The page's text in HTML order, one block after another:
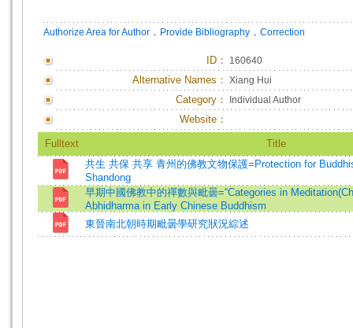
Authorize Area for Author ． Provide Bibliography ． Correction
ID ： 160640
Alternative Names： Xiang Hui
Category： Individual Author
Website：
Fulltext
Title
共生 共保 共享 青州的佛教文物保護=Protection for
Shandong
早期中國佛教中的禪數與毗曇=“Categories in
Abhidharma in Early Chinese Buddhism
東晉南北朝時期毗曇學研究狀況綜述